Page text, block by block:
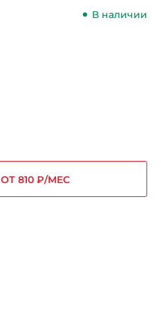
В наличии
ОТ 810 ₽/МЕС